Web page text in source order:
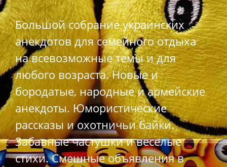
Большой собрание украинских
анекдотов для семейного отдыха
на всевозможные темы и для
любого возраста. Новые и
бородатые, народные и армейские
анекдоты. Юмористические
рассказы и охотничьи байки.
Забавные частушки и веселые
стихи. Смешные объявления в